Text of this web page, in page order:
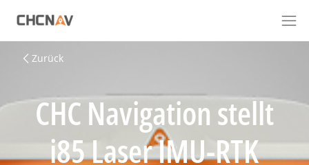
Zurück
CHC Navigation stellt
i85 Laser IMU-RTK